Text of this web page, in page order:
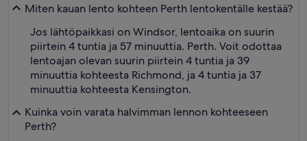
Miten kauan lento kohteen Perth lentokentälle kestää?
Jos lähtöpaikkasi on Windsor, lentoaika on suurin
piirtein 4 tuntia ja 57 minuuttia. Perth. Voit odottaa
lentoajan olevan suurin piirtein 4 tuntia ja 39
minuuttia kohteesta Richmond, ja 4 tuntia ja 37
minuuttia kohteesta Kensington.
Kuinka voin varata halvimman lennon kohteeseen
Perth?